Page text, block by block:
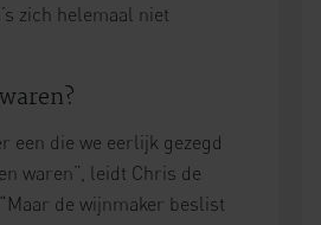
zich helemaal niet
een die we eerlijk gezegd
waren”, leidt Chris de
de wijnmaker beslist